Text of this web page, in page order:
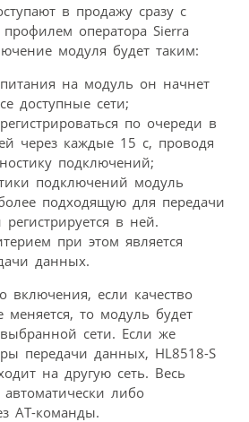
в продажу сразу с
оператора Sierra
модуля будет таким:
на модуль он начнет
доступные сети;
по очереди в
через каждые 15 с, проводя
подключений;
подключений модуль
подходящую для передачи
в ней.
при этом является
данных.
включения, если качество
то модуль будет
выбранной сети. Если же
передачи данных, HL8518-S
на другую сеть. Весь
автоматически либо
АТ-команды.